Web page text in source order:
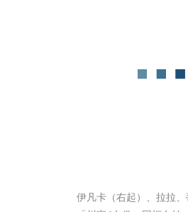
伊凡卡（右起）、拉拉、